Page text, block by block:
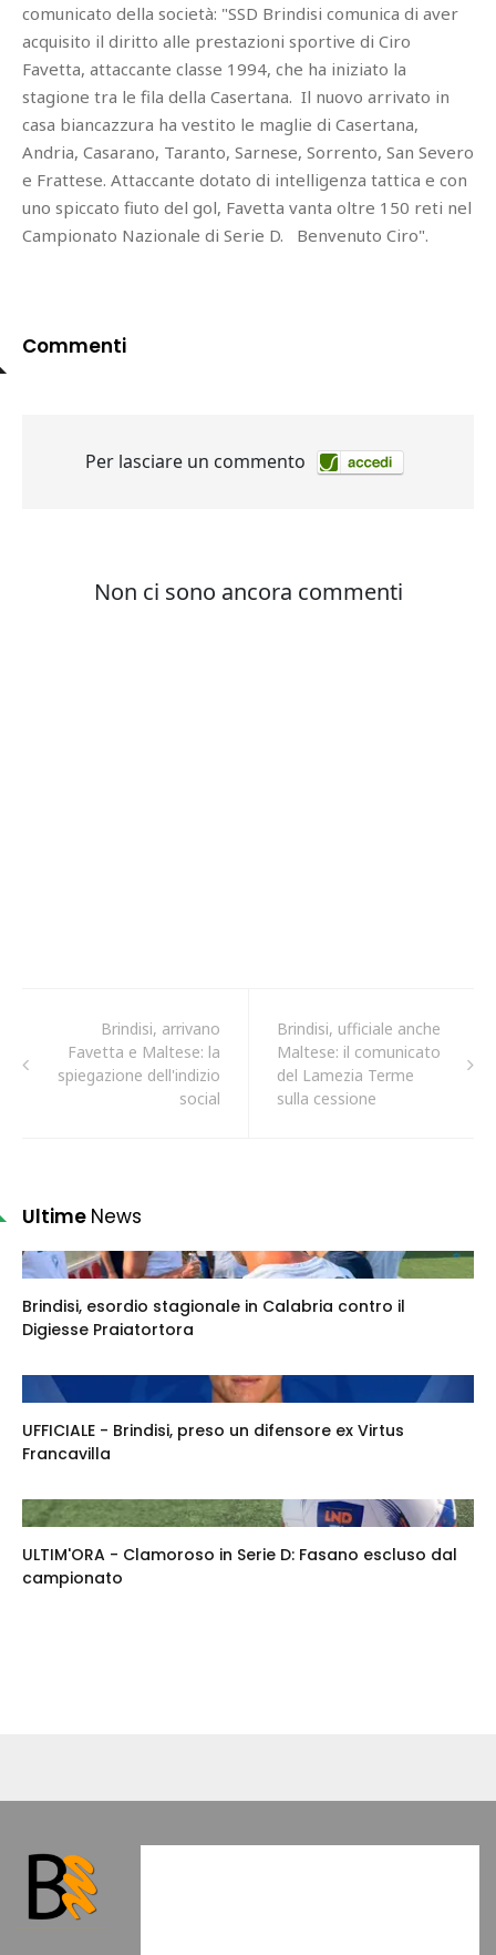
comunicato della società: "SSD Brindisi comunica di aver
acquisito il diritto alle prestazioni sportive di Ciro
Favetta, attaccante classe 1994, che ha iniziato la
stagione tra le fila della Casertana. Il nuovo arrivato in
casa biancazzura ha vestito le maglie di Casertana,
Andria, Casarano, Taranto, Sarnese, Sorrento, San Severo
e Frattese. Attaccante dotato di intelligenza tattica e con
uno spiccato fiuto del gol, Favetta vanta oltre 150 reti nel
Campionato Nazionale di Serie D. Benvenuto Ciro".
Commenti
Brindisi, arrivano
Favetta e Maltese: la
spiegazione dell'indizio
social
Brindisi, ufficiale anche
Maltese: il comunicato
del Lamezia Terme
sulla cessione
Ultime News
Brindisi, esordio stagionale in Calabria contro il
Digiesse Praiatortora
UFFICIALE - Brindisi, preso un difensore ex Virtus
Francavilla
ULTIM'ORA - Clamoroso in Serie D: Fasano escluso dal
campionato